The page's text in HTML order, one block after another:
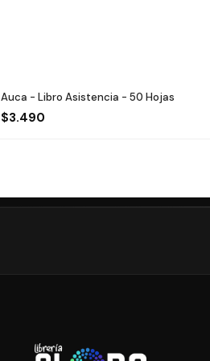
Auca - Libro Asistencia - 50 Hojas
$3.490